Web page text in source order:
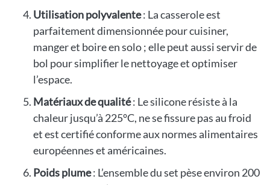
Utilisation polyvalente: La casserole est
parfaitement dimensionnée pour cuisiner,
manger et boire en solo ; elle peut aussi servir de
bol pour simplifier le nettoyage et optimiser
l’espace.
Matériaux de qualité: Le silicone résiste à la
chaleur jusqu’à 225°C, ne se fissure pas au froid
et est certifié conforme aux normes alimentaires
européennes et américaines.
Poids plume: L’ensemble du set pèse environ 200